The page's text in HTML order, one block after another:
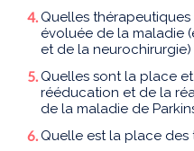
Quelles
évoluée de la maladie
et de la neurochirurgie)
Quelles sont la place
rééducation et de la
de la maladie de
Quelle est la place des